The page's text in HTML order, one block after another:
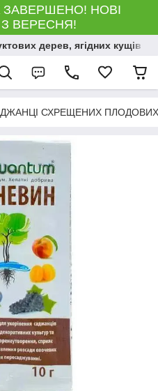
ЗАВЕРШЕНО! НОВІ
З ВЕРЕСНЯ!
дерев, ягідних кущів і
СХРЕЩЕНИХ ПЛОДОВИХ